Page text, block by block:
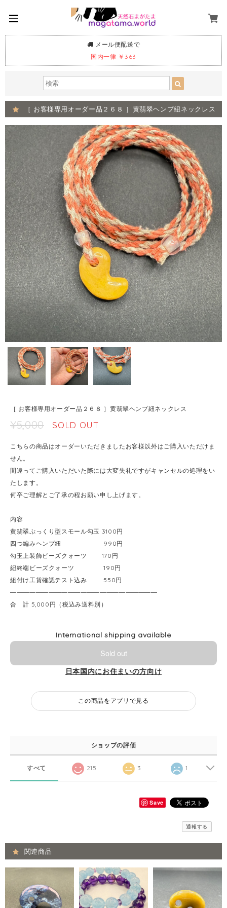
メール便配送で
国内一律 ￥363
［ お客様専用オーダー品２６８ ］黄翡翠ヘンプ紐ネックレス
［ お客様専用オーダー品２６８ ］黄翡翠ヘンプ紐ネックレス
¥5,000 SOLD OUT
こちらの商品はオーダーいただきましたお客様以外はご購入いただけま
せん。
間違ってご購入いただいた際には大変失礼ですがキャンセルの処理をい
たします。
何卒ご理解とご了承の程お願い申し上げます。
内容
黄翡翠ぷっくり型スモール勾玉 3100円
四つ編みヘンプ紐 990円
勾玉上装飾ビーズクォーツ 170円
紐終端ビーズクォーツ 190円
組付け工賃確認テスト込み 550円
―――――――――――――――――――――――
合 計 5,000円（税込み送料別）
International shipping available
Sold out
日本国内にお住まいの方向け
この商品をアプリで見る
ショップの評価
すべて 215 3 1
Save
通報する
関連商品